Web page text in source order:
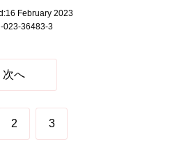
February 2023
023-36483-3
次へ
2 3